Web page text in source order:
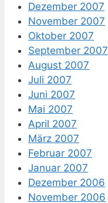
Dezember 2007
November 2007
Oktober 2007
September 2007
August 2007
Juli 2007
Juni 2007
Mai 2007
April 2007
März 2007
Februar 2007
Januar 2007
Dezember 2006
November 2006